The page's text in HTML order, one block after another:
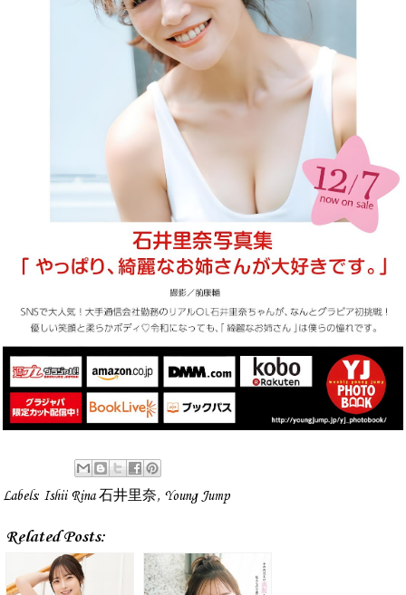
Labels: Ishii Rina 石井里奈, Young Jump
Related Posts: